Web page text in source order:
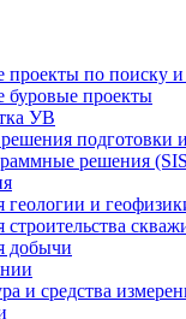
по поиску и
буровые проекты
УВ
подготовки
решения
геологии и
добычи
и средства